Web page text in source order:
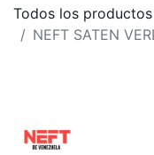
Todos los productos
NEFT SATEN